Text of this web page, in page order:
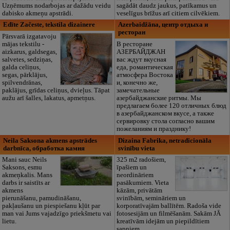
Uzņēmums nodarbojas ar dažādu veidu
dabisko akmeņu apstrādi.
sagādāt daudz jaukus, patīkamus un
veselīgus brīžus arī citiem cilvēkiem.
Edīte Začeste, tekstila dizainere
Pārsvarā izgatavoju
mājas tekstilu -
aizkarus, galdsegas,
salvetes, sedziņas,
galda celiņus,
segas, pārklājus,
spilvendrānas,
paklājus, grīdas celiņus, dvieļus. Tāpat
aužu arī šalles, lakatus, apmetņus.
Azerbaidžāna, центр отдыха и
ресторан
В ресторане
АЗЕРБАЙДЖАН
вас ждут вкусная
еда, романтическая
атмосфера Востока
и, конечно же,
замечательные
азербайджанские ритмы. Мы
предлагаем более 120 отличных блюд
в азербайджанском вкусе, а также
сервировку стола согласно вашим
пожеланиям и празднику!
Neila Saksona akmens apstrādes
darbnīca, обработка камня
Mani sauc Neils
Saksons, esmu
akmeņkalis. Mans
darbs ir saistīts ar
akmens
pierunāšanu, pamudināšanu,
pakļaušanu un piespiešanu kļūt par
man vai Jums vajadzīgo priekšmetu vai
lietu.
Dizaina Fabrika, netradicionāla
svinību vieta
325 m2 radošiem,
īpašiem un
neordināriem
pasākumiem. Vieta
kāzām, privātām
svinībām, semināriem un
korporatīvajām ballītēm. Radoša vide
fotosesijām un filmēšanām. Sakām JĀ
kreatīvām idejām un piepildītiem